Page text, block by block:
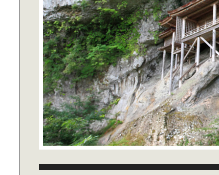
BLACK DYE INNOVATION｜眠って
いた服が蘇る、黒染めの革新
REGENERATIVE TOURISM｜リジ
ェネラティブ・ツーリズムの本質を
求めて
スポーツ、話題沸騰のピックルボー